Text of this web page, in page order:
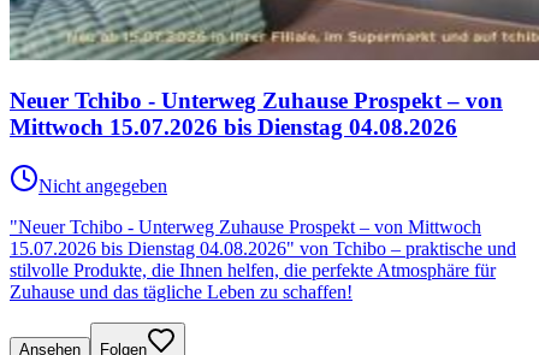
Neuer Tchibo - Unterweg Zuhause Prospekt – von
Mittwoch 15.07.2026 bis Dienstag 04.08.2026
Nicht angegeben
"Neuer Tchibo - Unterweg Zuhause Prospekt – von Mittwoch
15.07.2026 bis Dienstag 04.08.2026" von Tchibo – praktische und
stilvolle Produkte, die Ihnen helfen, die perfekte Atmosphäre für
Zuhause und das tägliche Leben zu schaffen!
Ansehen Folgen